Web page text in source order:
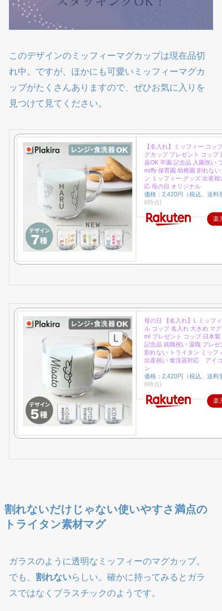
このデザインのミッフィーマグカップは現在品切
れ中。ですが、ほかにも可愛いミッフィーマグカ
ップがたくさんありますので、ぜひお気に入りを
見つけて見てください。
【名入れ】ミッフィー コッ
グカップ プレゼント コップ
器OK 卒園 記念品 入園祝い
miffy 保育園 幼稚園 割れな
ン ミッフィー グッズ 出産祝
応 母の日 オリジナル
価格：2,420円（税込、送料
8時点)
楽
母の日 【名入れ】L ミッフ
ル コップ 名入れ 大きめ マ
ml プレゼント コップ 日本製
記念品 就職祝い 退職 プレゼ
割れない トライタン ミッフ
出産祝い 食洗器対応 アイ
ン
価格：2,420円（税込、送料
8時点)
楽
割れないだけじゃない使いやすさ満点の
トライタン素材マグ
ガラスのように透明なミッフィーのマグカップ。
でも、 割れないらしい。確かに持ってみるとガラ
スではなくプラスチックのようです。